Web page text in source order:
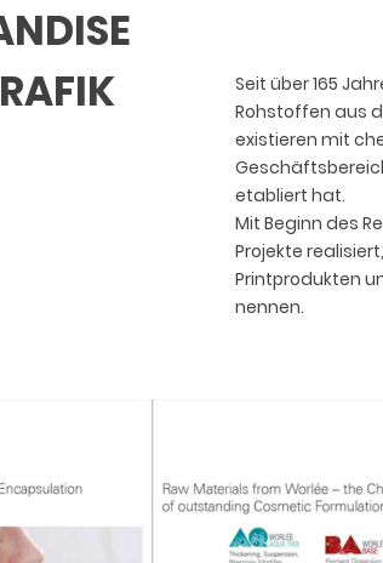
Seit über 165
Rohstoffen aus
existieren mit
etabliert hat.
Mit Beginn des
Projekte
Printprodukten
nennen.